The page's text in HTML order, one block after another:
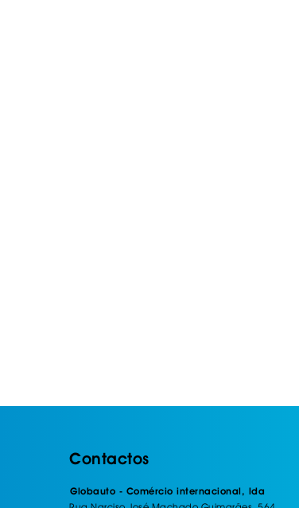
Contactos
Globauto - Comércio internacional, lda